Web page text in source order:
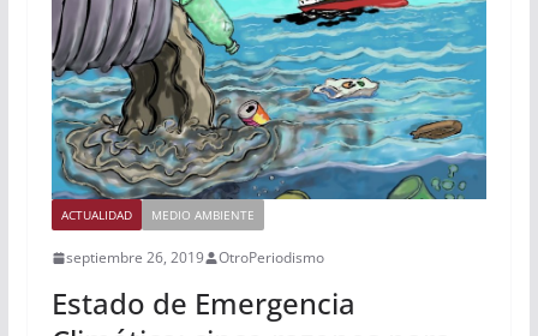
ACTUALIDAD MEDIO AMBIENTE
septiembre 26, 2019 OtroPeriodismo
Estado de Emergencia